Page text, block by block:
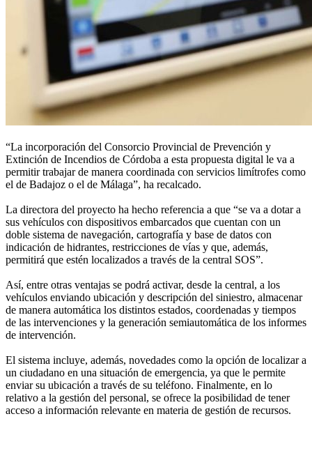
“La incorporación del Consorcio Provincial de Prevención y
Extinción de Incendios de Córdoba a esta propuesta digital le va a
permitir trabajar de manera coordinada con servicios limítrofes como
el de Badajoz o el de Málaga”, ha recalcado.
La directora del proyecto ha hecho referencia a que “se va a dotar a
sus vehículos con dispositivos embarcados que cuentan con un
doble sistema de navegación, cartografía y base de datos con
indicación de hidrantes, restricciones de vías y que, además,
permitirá que estén localizados a través de la central SOS”.
Así, entre otras ventajas se podrá activar, desde la central, a los
vehículos enviando ubicación y descripción del siniestro, almacenar
de manera automática los distintos estados, coordenadas y tiempos
de las intervenciones y la generación semiautomática de los informes
de intervención.
El sistema incluye, además, novedades como la opción de localizar a
un ciudadano en una situación de emergencia, ya que le permite
enviar su ubicación a través de su teléfono. Finalmente, en lo
relativo a la gestión del personal, se ofrece la posibilidad de tener
acceso a información relevante en materia de gestión de recursos.